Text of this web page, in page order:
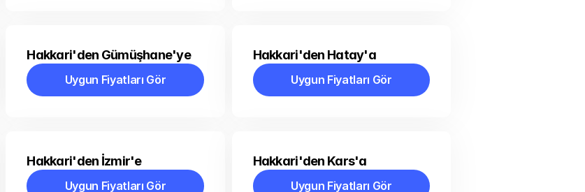
Hakkari'den Gümüşhane'ye
Uygun Fiyatları Gör
Uygun Fiyatları Gör
Hakkari'den Hatay'a
Uygun Fiyatları Gör
Uygun Fiyatları Gör
Hakkari'den İzmir'e
Uygun Fiyatları Gör
Hakkari'den Kars'a
Uygun Fiyatları Gör